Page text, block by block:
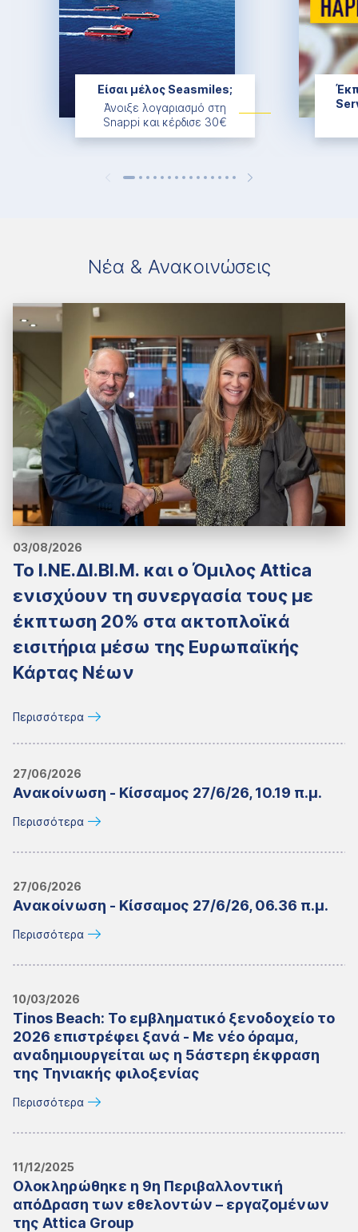
Είσαι μέλος Seasmiles;
Άνοιξε λογαριασμό στη
Snappi και κέρδισε 30€
Νέα & Ανακοινώσεις
03/08/2026
Το Ι.ΝΕ.ΔΙ.ΒΙ.Μ. και o Όμιλος Attica
ενισχύουν τη συνεργασία τους με
έκπτωση 20% στα ακτοπλοϊκά
εισιτήρια μέσω της Ευρωπαϊκής
Κάρτας Νέων
Περισσότερα
27/06/2026
Ανακοίνωση - Κίσσαμος 27/6/26, 10.19 π.μ.
Περισσότερα
27/06/2026
Ανακοίνωση - Κίσσαμος 27/6/26, 06.36 π.μ.
Περισσότερα
10/03/2026
Tinos Beach: Το εμβληματικό ξενοδοχείο το
2026 επιστρέφει ξανά - Με νέο όραμα,
αναδημιουργείται ως η 5άστερη έκφραση
της Τηνιακής φιλοξενίας
Περισσότερα
11/12/2025
Ολοκληρώθηκε η 9η Περιβαλλοντική
απόΔραση των εθελοντών – εργαζομένων
της Attica Group